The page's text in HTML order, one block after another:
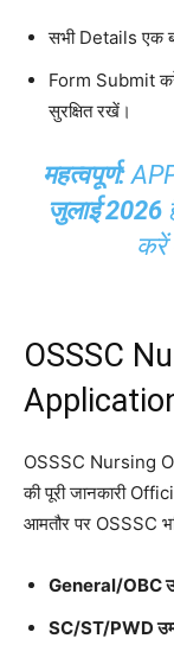
सभी Details एक
Form Submit
सुरक्षित रखें।
महत्वपूर्ण:
जुलाई 2026
करें
OSSSC
OSSSC Nursing
की पूरी जानकारी
आमतौर पर OSSSC
General/OBC
SC/ST/PWD